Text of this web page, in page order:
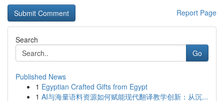
Report Page
Search
Go
Published News
1 Egyptian Crafted Gifts from Egypt
1 AI与海量语料资源如何赋能现代翻译教学创新：从沉...